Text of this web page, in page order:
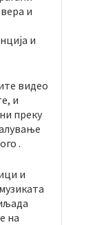
и
и
видео
и
преку
.
и
на